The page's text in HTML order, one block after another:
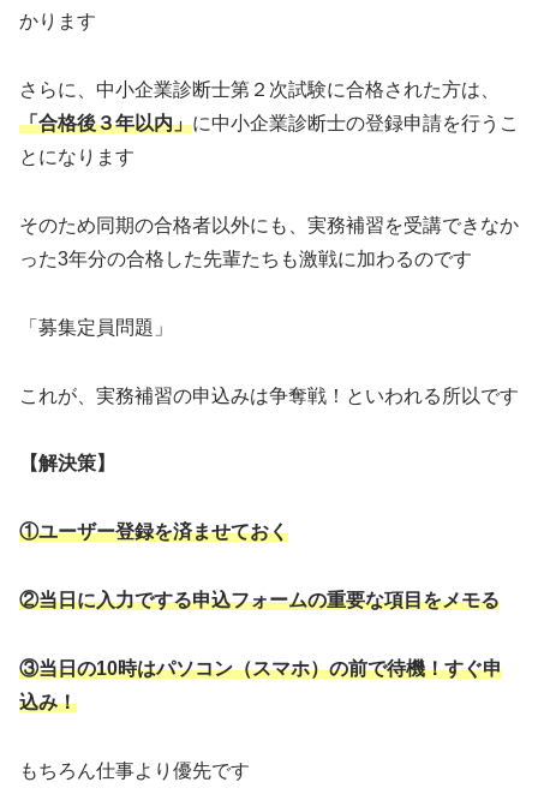
かります
さらに、中小企業診断士第２次試験に合格された方は、
「合格後３年以内」に中小企業診断士の登録申請を行うこ
とになります
そのため同期の合格者以外にも、実務補習を受講できなか
った3年分の合格した先輩たちも激戦に加わるのです
「募集定員問題」
これが、実務補習の申込みは争奪戦！といわれる所以です
【解決策】
①ユーザー登録を済ませておく
②当日に入力でする申込フォームの重要な項目をメモる
③当日の10時はパソコン（スマホ）の前で待機！すぐ申
込み！
もちろん仕事より優先です